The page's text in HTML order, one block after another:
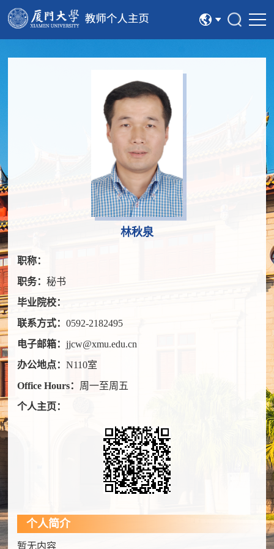
林秋泉
职称：
职务：秘书
毕业院校：
联系方式：0592-2182495
电子邮箱：jjcw@xmu.edu.cn
办公地点：N110室
Office Hours： 周一至周五
个人主页：
个人简介
暂无内容